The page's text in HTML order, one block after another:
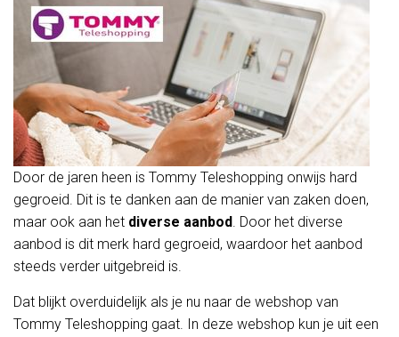
Door de jaren heen is Tommy Teleshopping onwijs hard
gegroeid. Dit is te danken aan de manier van zaken doen,
maar ook aan het diverse aanbod. Door het diverse
aanbod is dit merk hard gegroeid, waardoor het aanbod
steeds verder uitgebreid is.
Dat blijkt overduidelijk als je nu naar de webshop van
Tommy Teleshopping gaat. In deze webshop kun je uit een